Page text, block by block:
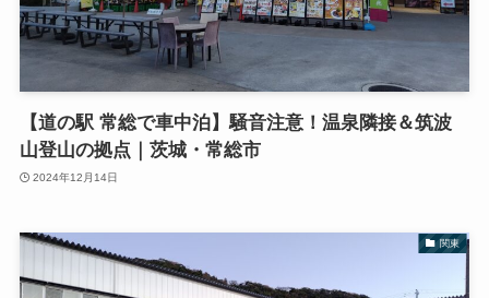
【道の駅 常総で車中泊】騒音注意！温泉隣接＆筑波
山登山の拠点｜茨城・常総市
2024年12月14日
関東